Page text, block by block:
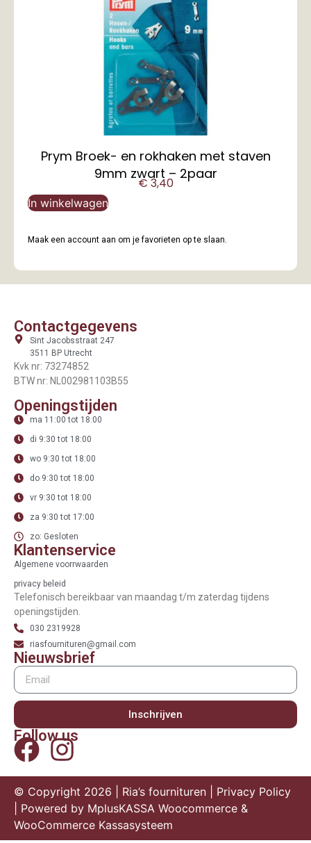
Prym Broek- en rokhaken met staven
9mm zwart – 2paar
€3,40
In winkelwagen
Maak een account aan om je favorieten op te slaan.
Contactgegevens
Sint Jacobsstraat 247
3511 BP Utrecht
Kvk nr: 73274852
BTW nr: NL002981103B55
Openingstijden
ma 11:00 tot 18:00
di 9:30 tot 18:00
wo 9:30 tot 18:00
do 9:30 tot 18:00
vr 9:30 tot 18:00
za 9:30 tot 17:00
zo: Gesloten
Klantenservice
Algemene voorrwaarden
privacy beleid
Telefonisch bereikbaar van maandag t/m zaterdag tijdens
openingstijden.
030 2319928
riasfournituren@gmail.com
Nieuwsbrief
Inschrijven
Follow us
© Copyright 2026 | Ria’s fournituren | Privacy Policy
| Powered by MplusKASSA Woocommerce &
WooCommerce Kassasysteem